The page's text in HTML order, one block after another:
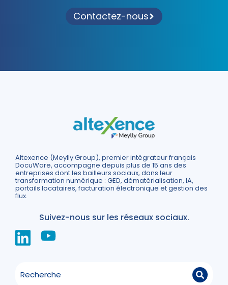
Contactez-nous
Altexence (Meylly Group), premier intégrateur français
DocuWare, accompagne depuis plus de 15 ans des
entreprises dont les bailleurs sociaux, dans leur
transformation numérique : GED, dématérialisation, IA,
portails locataires, facturation électronique et gestion des
flux.
Suivez-nous sur les réseaux sociaux.